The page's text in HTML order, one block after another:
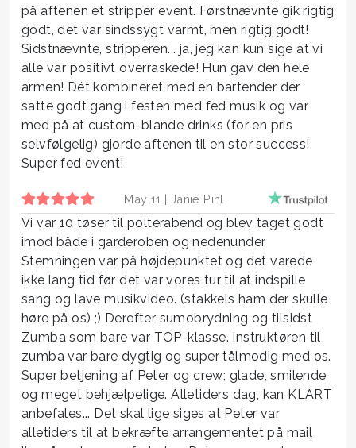
på aftenen et stripper event. Førstnævnte gik rigtig
godt, det var sindssygt varmt, men rigtig godt!
Sidstnævnte, stripperen... ja, jeg kan kun sige at vi
alle var positivt overraskede! Hun gav den hele
armen! Dét kombineret med en bartender der
satte godt gang i festen med fed musik og var
med på at custom-blande drinks (for en pris
selvfølgelig) gjorde aftenen til en stor success!
Super fed event!
May 11 | Janie Pihl
Vi var 10 tøser til polterabend og blev taget godt
imod både i garderoben og nedenunder.
Stemningen var på højdepunktet og det varede
ikke lang tid før det var vores tur til at indspille
sang og lave musikvideo. (stakkels ham der skulle
høre på os) ;) Derefter sumobrydning og tilsidst
Zumba som bare var TOP-klasse. Instruktøren til
zumba var bare dygtig og super tålmodig med os.
Super betjening af Peter og crew; glade, smilende
og meget behjælpelige. Alletiders dag, kan KLART
anbefales... Det skal lige siges at Peter var
alletiders til at bekræfte arrangementet på mail